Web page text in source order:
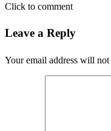
Click to comment
Leave a Reply
Your email address will not